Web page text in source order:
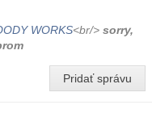
WORKS<br/>sorry,
Pridať správu